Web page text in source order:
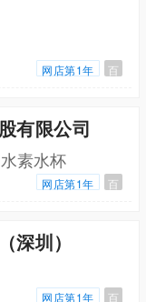
网店第1年 百
有限公司
素水杯
网店第1年 百
深圳）
网店第1年 百